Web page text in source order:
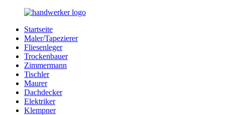
Zurück
Inhalt
Bessere-
Handwerker.de
Handwerker
Ihrer
Nähe
Startseite
Maler/Tapezierer
Fliesenleger
Trockenbauer
Zimmermann
Tischler
Maurer
Dachdecker
Elektriker
Klempner